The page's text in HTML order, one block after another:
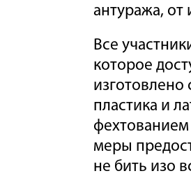
антуража,
Все
которое
изготовлено
пластика и
меры
не бить изо